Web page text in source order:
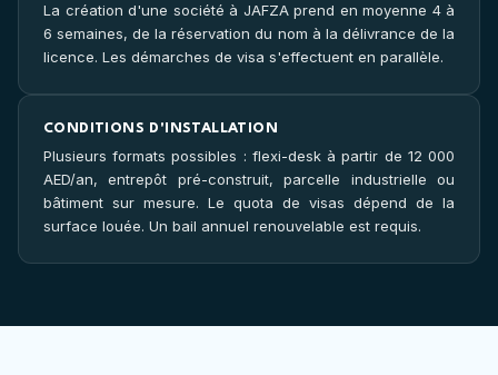
La création d'une société à JAFZA prend en moyenne 4 à
6 semaines, de la réservation du nom à la délivrance de la
licence. Les démarches de visa s'effectuent en parallèle.
CONDITIONS D'INSTALLATION
Plusieurs formats possibles : flexi-desk à partir de 12 000
AED/an, entrepôt pré-construit, parcelle industrielle ou
bâtiment sur mesure. Le quota de visas dépend de la
surface louée. Un bail annuel renouvelable est requis.